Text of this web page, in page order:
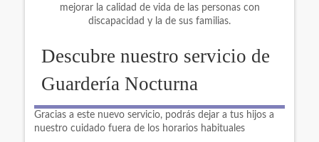
mejorar la calidad de vida de las personas con
discapacidad y la de sus familias.
Descubre nuestro servicio de
Guardería Nocturna
Gracias a este nuevo servicio, podrás dejar a tus hijos a
nuestro cuidado fuera de los horarios habituales